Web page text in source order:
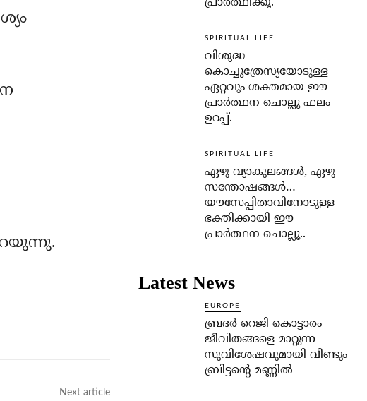
Next article
പ്രാര്‍ത്ഥിക്കൂ.
SPIRITUAL LIFE
വിശുദ്ധ
കൊച്ചുത്രേസ്യയോടുള്ള
ഏറ്റവും ശക്തമായ ഈ
പ്രാര്‍ത്ഥന ചൊല്ലൂ ഫലം
ഉറപ്പ്.
SPIRITUAL LIFE
ഏഴു വ്യാകുലങ്ങള്‍, ഏഴു
സന്തോഷങ്ങള്‍…
യൗസേപ്പിതാവിനോടുള്ള
ഭക്തിക്കായി ഈ
പ്രാര്‍ത്ഥന ചൊല്ലൂ..
Latest News
EUROPE
ബ്രദർ റെജി കൊട്ടാരം
ജീവിതങ്ങളെ മാറ്റുന്ന
സുവിശേഷവുമായി വീണ്ടും
ബ്രിട്ടന്റെ മണ്ണിൽ